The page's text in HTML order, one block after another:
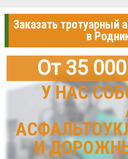
Заказать тротуарный
в
От 35
У НАС
И